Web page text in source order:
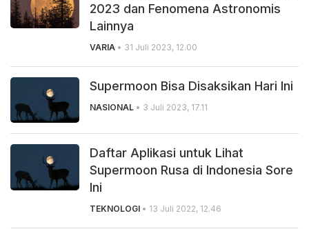
2023 dan Fenomena Astronomis
Lainnya
VARIA • 31 Juli 2023, 12.00
Supermoon Bisa Disaksikan Hari Ini
NASIONAL • 3 Juli 2023, 17.11
Daftar Aplikasi untuk Lihat
Supermoon Rusa di Indonesia Sore
Ini
TEKNOLOGI • 13 Juli 2022, 12.46